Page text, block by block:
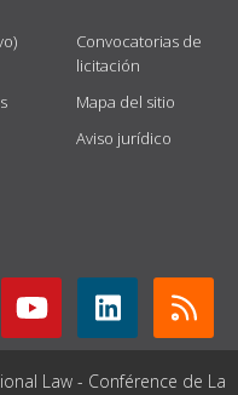
Convocatorias de
licitación
Mapa del sitio
Aviso jurídico
Law - Conférence de La